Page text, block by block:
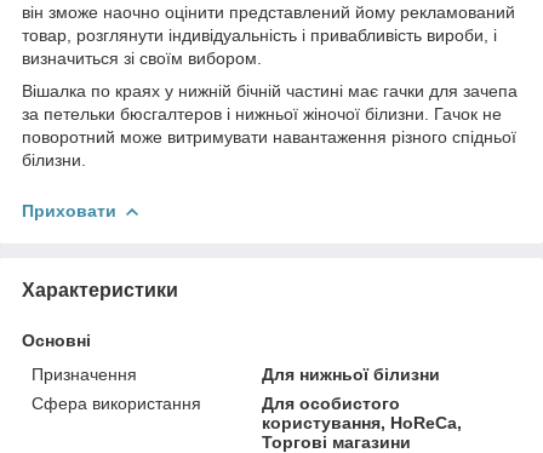
він зможе наочно оцінити представлений йому рекламований
товар, розглянути індивідуальність і привабливість вироби, і
визначиться зі своїм вибором.
Вішалка по краях у нижній бічній частині має гачки для зачепа
за петельки бюсгалтеров і нижньої жіночої білизни. Гачок не
поворотний може витримувати навантаження різного спідньої
білизни.
Приховати
Характеристики
Основні
Призначення
Для нижньої білизни
Сфера використання
Для особистого
користування, HoReCa,
Торгові магазини